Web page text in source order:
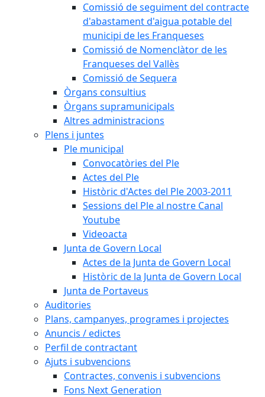
Comissió de seguiment del contracte
d'abastament d'aigua potable del
municipi de les Franqueses
Comissió de Nomenclàtor de les
Franqueses del Vallès
Comissió de Sequera
Òrgans consultius
Òrgans supramunicipals
Altres administracions
Plens i juntes
Ple municipal
Convocatòries del Ple
Actes del Ple
Històric d'Actes del Ple 2003-2011
Sessions del Ple al nostre Canal
Youtube
Videoacta
Junta de Govern Local
Actes de la Junta de Govern Local
Històric de la Junta de Govern Local
Junta de Portaveus
Auditories
Plans, campanyes, programes i projectes
Anuncis / edictes
Perfil de contractant
Ajuts i subvencions
Contractes, convenis i subvencions
Fons Next Generation